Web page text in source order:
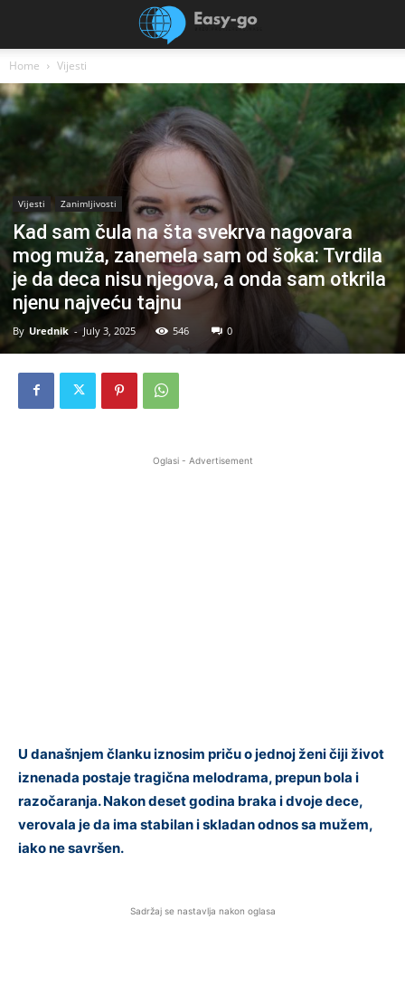
Home Vijesti
Vijesti Zanimljivosti
Kad sam čula na šta svekrva nagovara
mog muža, zanemela sam od šoka: Tvrdila
je da deca nisu njegova, a onda sam otkrila
njenu najveću tajnu
By Urednik - July 3, 2025 546 0
Oglasi - Advertisement
U današnjem članku iznosim priču o jednoj ženi čiji život
iznenada postaje tragična melodrama, prepun bola i
razočaranja. Nakon deset godina braka i dvoje dece,
verovala je da ima stabilan i skladan odnos sa mužem,
iako ne savršen.
Sadržaj se nastavlja nakon oglasa